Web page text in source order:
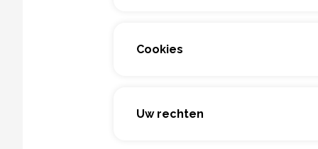
Cookies
Uw rechten